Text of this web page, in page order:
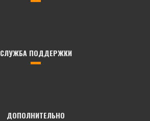
СЛУЖБА ПОДДЕРЖКИ
ДОПОЛНИТЕЛЬНО